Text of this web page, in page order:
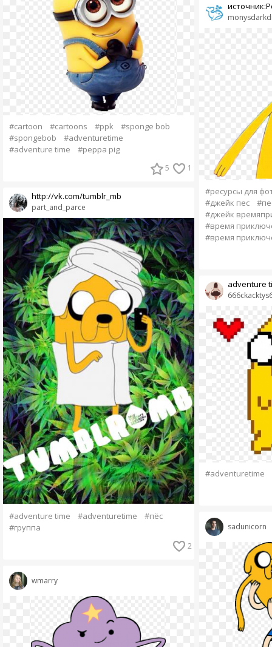
#cartoon #cartoons #ppk
#sponge bob
#spongebob
#adventuretime
#adventure time
#peppa pig
5 1
part_and_parce
http://vk.com/tumblr_mb
#adventure time #adventuretime
#пёс
#группа
2
wmarry
#ресурсы для
#джейк пес
#джейк
#время
#время
adventure
#adventuretime
sadunicorn